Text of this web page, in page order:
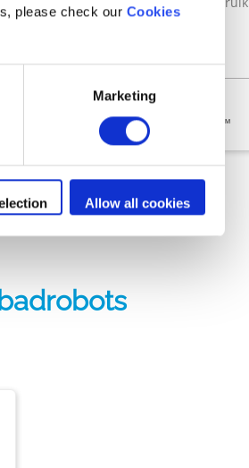
please check our Cookies
Marketing
Allow all cookies
elektromotor.
Sensor Nav Sytem™